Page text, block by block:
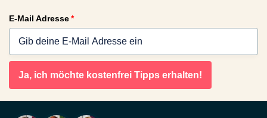
E-Mail Adresse*
Ja, ich möchte kostenfrei Tipps erhalten!